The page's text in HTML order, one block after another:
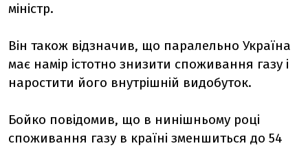
міністр.
Він також відзначив, що паралельно Україна
має намір істотно знизити споживання газу і
наростити його внутрішній видобуток.
Бойко повідомив, що в нинішньому році
споживання газу в країні зменшиться до 54